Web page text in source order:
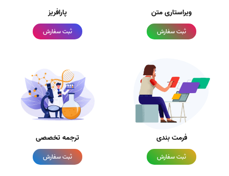
ویراستاری متن
ثبت سفارش
پارافریز
ثبت سفارش
فرمت بندی
ثبت سفارش
ترجمه تخصصی
ثبت سفارش